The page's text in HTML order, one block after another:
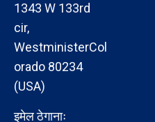
1343 W 133rd
cir,
WestministerCol
orado 80234
(USA)
इमेल ठेगानाः